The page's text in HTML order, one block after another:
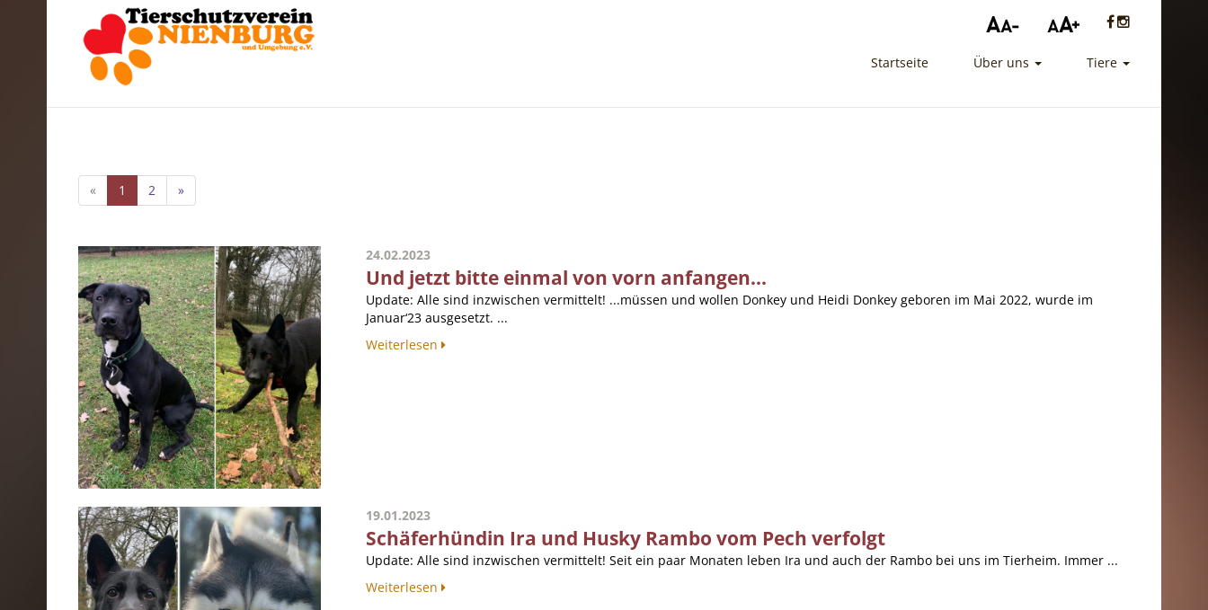
Startseite Über uns Tiere
« 1 2 »
24.02.2023
Und jetzt bitte einmal von vorn anfangen...
Update: Alle sind inzwischen vermittelt! ...müssen und wollen Donkey und Heidi Donkey geboren im Mai 2022, wurde im
Januar‘23 ausgesetzt. ...
Weiterlesen
19.01.2023
Schäferhündin Ira und Husky Rambo vom Pech verfolgt
Update: Alle sind inzwischen vermittelt! Seit ein paar Monaten leben Ira und auch der Rambo bei uns im Tierheim. Immer ...
Weiterlesen